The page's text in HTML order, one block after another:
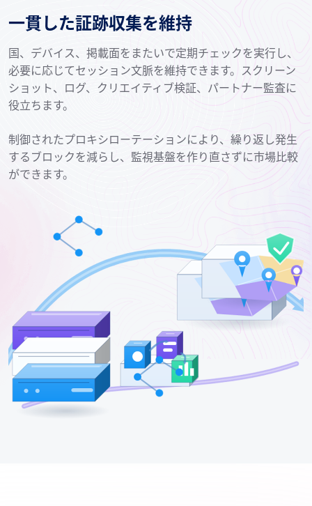
一貫した証跡収集を維持
国、デバイス、掲載面をまたいで定期チェックを実行し、
必要に応じてセッション文脈を維持できます。スクリーン
ショット、ログ、クリエイティブ検証、パートナー監査に
役立ちます。
制御されたプロキシローテーションにより、繰り返し発生
するブロックを減らし、監視基盤を作り直さずに市場比較
ができます。